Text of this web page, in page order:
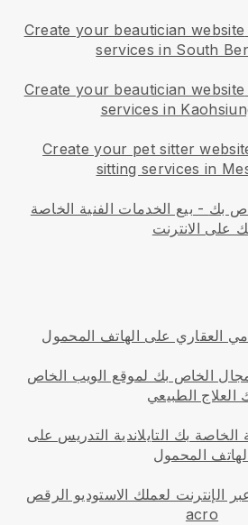
Create your beautician website
services in South
Create your beautician website
services in
Create your pet sitter
sitting services in
بك - بيع الخدمات الفنية الخاصة
على الانترنت
العقاري على الهاتف المحمول
الخاص بك لموقع الويب الخاص
العلاج الطبيعي
الخاصة بك التايلاندية التدريس على
المحمول
الإنترنت لعملك الاستوديو الرقص
acro